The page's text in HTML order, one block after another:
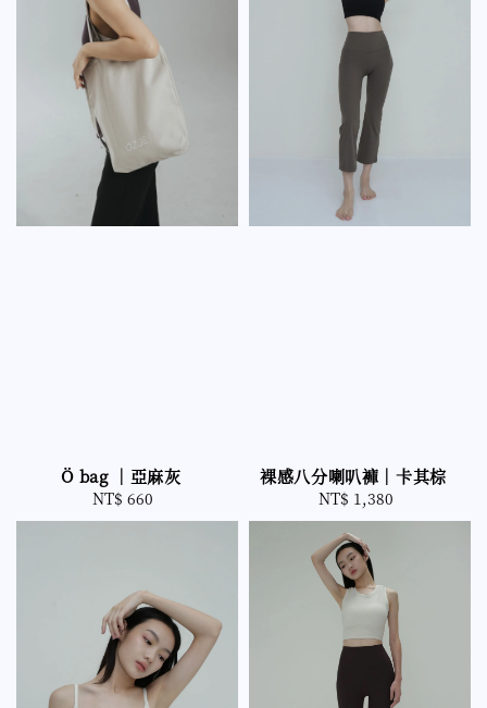
Ö bag ｜亞麻灰
Regular
price
NT$ 660
裸感八分喇叭褲｜卡其棕
Regular
price
NT$ 1,380